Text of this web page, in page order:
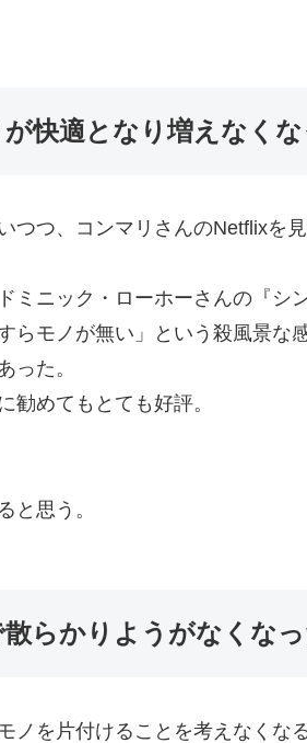
快適となり増えなくな
つつ、コンマリさんのNetflixを
ミニック・ローホーさんの『シ
らモノが無い」という殺風景な
った。
勧めてもとても好評。
と思う。
らかりようがなくな
ノを片付けることを考えなくなる